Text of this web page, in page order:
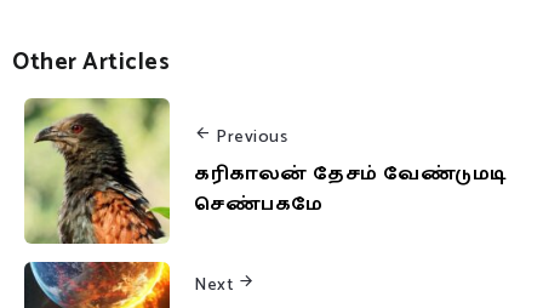
Other Articles
Previous
கரிகாலன் தேசம் வேண்டுமடி
செண்பகமே
Next